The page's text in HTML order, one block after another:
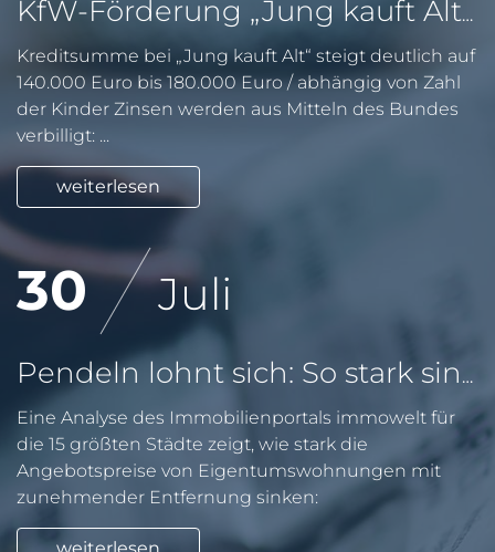
KfW-Förderung „Jung kauft Alt“: Höhere Kredite ab August 2026
Kreditsumme bei „Jung kauft Alt“ steigt deutlich auf
140.000 Euro bis 180.000 Euro / abhängig von Zahl
der Kinder Zinsen werden aus Mitteln des Bundes
verbilligt: ...
weiterlesen
30 Juli
Pendeln lohnt sich: So stark sinken Wohnungspreise im Umland
Eine Analyse des Immobilienportals immowelt für
die 15 größten Städte zeigt, wie stark die
Angebotspreise von Eigentumswohnungen mit
zunehmender Entfernung sinken: